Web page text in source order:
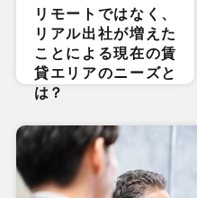
リモートではなく、
リアル出社が増えた
ことによる現在の賃
貸エリアのニーズと
は？